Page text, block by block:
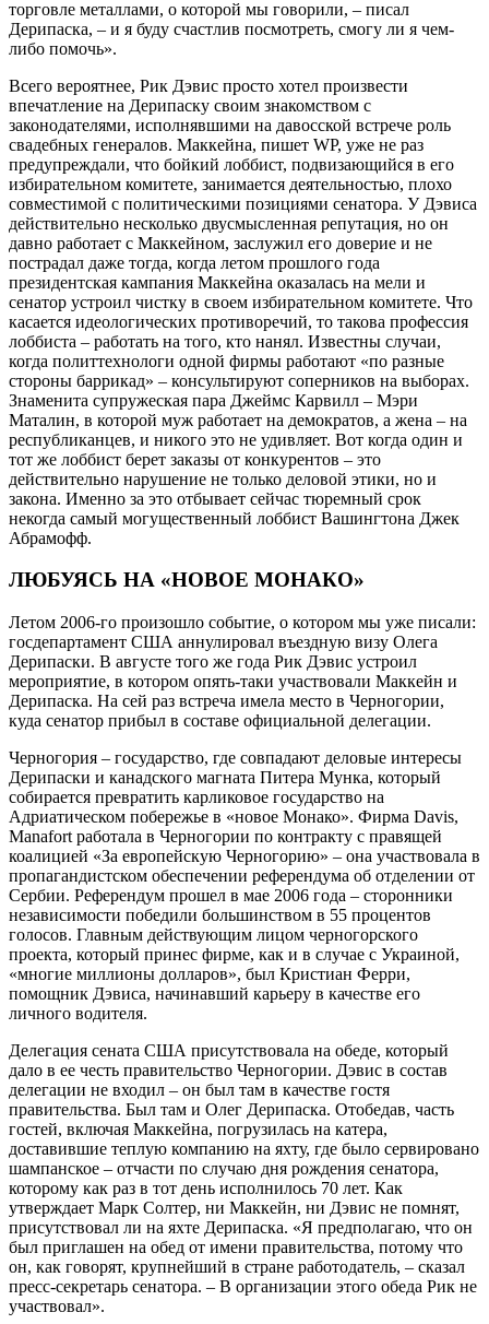
торговле металлами, о которой мы говорили, – писал
Дерипаска, – и я буду счастлив посмотреть, смогу ли я чем-
либо помочь».
Всего вероятнее, Рик Дэвис просто хотел произвести
впечатление на Дерипаску своим знакомством с
законодателями, исполнявшими на давосской встрече роль
свадебных генералов. Маккейна, пишет WP, уже не раз
предупреждали, что бойкий лоббист, подвизающийся в его
избирательном комитете, занимается деятельностью, плохо
совместимой с политическими позициями сенатора. У Дэвиса
действительно несколько двусмысленная репутация, но он
давно работает с Маккейном, заслужил его доверие и не
пострадал даже тогда, когда летом прошлого года
президентская кампания Маккейна оказалась на мели и
сенатор устроил чистку в своем избирательном комитете. Что
касается идеологических противоречий, то такова профессия
лоббиста – работать на того, кто нанял. Известны случаи,
когда политтехнологи одной фирмы работают «по разные
стороны баррикад» – консультируют соперников на выборах.
Знаменита супружеская пара Джеймс Карвилл – Мэри
Маталин, в которой муж работает на демократов, а жена – на
республиканцев, и никого это не удивляет. Вот когда один и
тот же лоббист берет заказы от конкурентов – это
действительно нарушение не только деловой этики, но и
закона. Именно за это отбывает сейчас тюремный срок
некогда самый могущественный лоббист Вашингтона Джек
Абрамофф.
ЛЮБУЯСЬ НА «НОВОЕ МОНАКО»
Летом 2006-го произошло событие, о котором мы уже писали:
госдепартамент США аннулировал въездную визу Олега
Дерипаски. В августе того же года Рик Дэвис устроил
мероприятие, в котором опять-таки участвовали Маккейн и
Дерипаска. На сей раз встреча имела место в Черногории,
куда сенатор прибыл в составе официальной делегации.
Черногория – государство, где совпадают деловые интересы
Дерипаски и канадского магната Питера Мунка, который
собирается превратить карликовое государство на
Адриатическом побережье в «новое Монако». Фирма Davis,
Manafort работала в Черногории по контракту с правящей
коалицией «За европейскую Черногорию» – она участвовала в
пропагандистском обеспечении референдума об отделении от
Сербии. Референдум прошел в мае 2006 года – сторонники
независимости победили большинством в 55 процентов
голосов. Главным действующим лицом черногорского
проекта, который принес фирме, как и в случае с Украиной,
«многие миллионы долларов», был Кристиан Ферри,
помощник Дэвиса, начинавший карьеру в качестве его
личного водителя.
Делегация сената США присутствовала на обеде, который
дало в ее честь правительство Черногории. Дэвис в состав
делегации не входил – он был там в качестве гостя
правительства. Был там и Олег Дерипаска. Отобедав, часть
гостей, включая Маккейна, погрузилась на катера,
доставившие теплую компанию на яхту, где было сервировано
шампанское – отчасти по случаю дня рождения сенатора,
которому как раз в тот день исполнилось 70 лет. Как
утверждает Марк Солтер, ни Маккейн, ни Дэвис не помнят,
присутствовал ли на яхте Дерипаска. «Я предполагаю, что он
был приглашен на обед от имени правительства, потому что
он, как говорят, крупнейший в стране работодатель, – сказал
пресс-секретарь сенатора. – В организации этого обеда Рик не
участвовал».